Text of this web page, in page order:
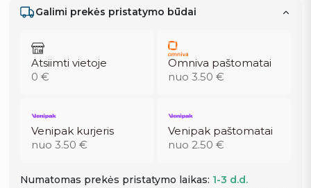
Galimi prekės pristatymo būdai
Atsiimti vietoje
0 €
Omniva paštomatai
nuo 3.50 €
Venipak kurjeris
nuo 3.50 €
Venipak paštomatai
nuo 2.50 €
Numatomas prekės pristatymo laikas: 1-3 d.d.